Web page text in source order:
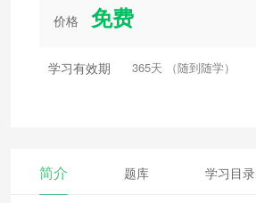
价格 免费
学习有效期 365天 （随到随学）
简介 题库 学习目录